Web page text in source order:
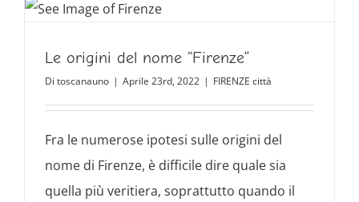
Le origini del nome “Firenze”
Di toscanauno | Aprile 23rd, 2022 | FIRENZE città
Fra le numerose ipotesi sulle origini del
nome di Firenze, è difficile dire quale sia
quella più veritiera, soprattutto quando il